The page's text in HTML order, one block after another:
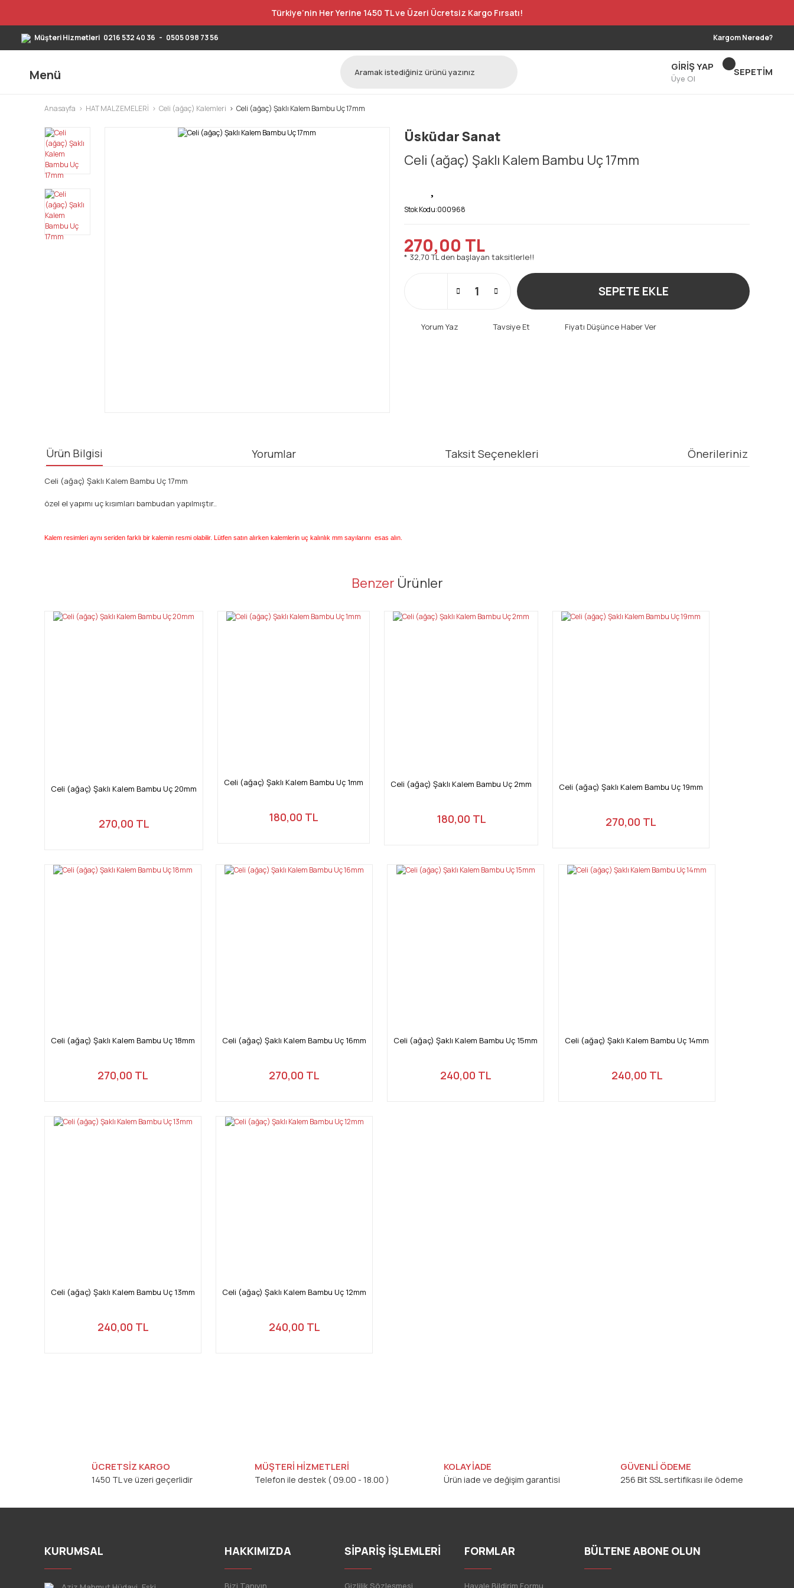
Türkiye’nin Her Yerine 1450 TL ve Üzeri Ücretsiz Kargo Fırsatı!
Müşteri Hizmetleri 0216 532 40 36 - 0505 098 73 56 Kargom Nerede?
Menü
GİRİŞ YAP
Üye Ol
SEPETİM
Anasayfa HAT MALZEMELERİ Celi (ağaç) Kalemleri Celi (ağaç) Şaklı Kalem Bambu Uç 17mm
Üsküdar Sanat
Celi (ağaç) Şaklı Kalem Bambu Uç 17mm
Stok Kodu:000968
270,00 TL
* 32,70 TL den başlayan taksitlerle!!
SEPETE EKLE
Yorum Yaz Tavsiye Et Fiyatı Düşünce Haber Ver
Ürün Bilgisi Yorumlar Taksit Seçenekleri Önerileriniz
Celi (ağaç) Şaklı Kalem Bambu Uç 17mm
özel el yapımı uç kısımları bambudan yapılmıştır..
Kalem resimleri aynı seriden farklı bir kalemin resmi olabilir. Lütfen satın alırken kalemlerin uç kalınlık mm sayılarını esas alın.
Bu ürünün fiyat bilgisi, resim, ürün açıklamalarında ve diğer konularda yetersiz gördüğünüz noktaları öneri formunu kullanarak tarafımıza iletebilirsiniz.
Ürün resmi kalitesiz, bozuk veya görüntülenemiyor.
Benzer Ürünler
Celi (ağaç) Şaklı Kalem Bambu Uç 20mm
270,00 TL
Celi (ağaç) Şaklı Kalem Bambu Uç 1mm
180,00 TL
Celi (ağaç) Şaklı Kalem Bambu Uç 2mm
180,00 TL
Celi (ağaç) Şaklı Kalem Bambu Uç 19mm
270,00 TL
Celi (ağaç) Şaklı Kalem Bambu Uç 18mm
270,00 TL
Celi (ağaç) Şaklı Kalem Bambu Uç 16mm
270,00 TL
Celi (ağaç) Şaklı Kalem Bambu Uç 15mm
240,00 TL
Celi (ağaç) Şaklı Kalem Bambu Uç 14mm
240,00 TL
Celi (ağaç) Şaklı Kalem Bambu Uç 13mm
240,00 TL
Celi (ağaç) Şaklı Kalem Bambu Uç 12mm
240,00 TL
ÜCRETSİZ KARGO
1450 TL ve üzeri geçerlidir
MÜŞTERİ HİZMETLERİ
Telefon ile destek ( 09.00 - 18.00 )
KOLAY İADE
Ürün iade ve değişim garantisi
GÜVENLİ ÖDEME
256 Bit SSL sertifikası ile ödeme
KURUMSAL HAKKIMIZDA
Bizi Tanıyın
SİPARİŞ İŞLEMLERİ
Gizlilik Sözleşmesi
FORMLAR
Havale Bildirim Formu
BÜLTENE ABONE OLUN